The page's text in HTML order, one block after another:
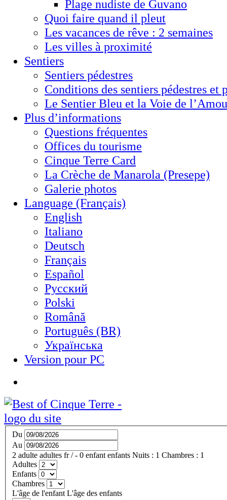
Plage nudiste de Guvano
Quoi faire quand il pleut
Les vacances de rêve : 2 semaines
Les villes à proximité
Sentiers
Sentiers pédestres
Conditions des sentiers pédestres et
Le Sentier Bleu et la Voie de
Plus d’informations
Questions fréquentes
Offices du tourisme
Cinque Terre Card
La Crèche de Manarola (Presepe)
Galerie photos
Language (Français)
English
Italiano
Deutsch
Français
Español
Русский
Polski
Română
Português (BR)
Українська
Version pour PC
Du
Au
2 adulte adultes fr / - 0 enfant enfants Nuits : 1 Chambres : 1
Adultes
Enfants
Chambres
L'âge de l'enfant L'âge des enfants